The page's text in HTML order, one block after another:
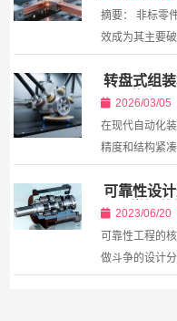
摘要： 非标零
效成为其主要
表层微观组织
转盘式组
与工位布局
2026/03/05
在现代自动化
精度和结构紧
配，转盘机都
效...
可靠性设
必须掌握的
2023/06/20
可靠性工程的
做斗争的设计